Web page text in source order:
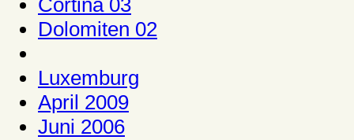
Cortina 03
Dolomiten 02
Luxemburg
April 2009
Juni 2006